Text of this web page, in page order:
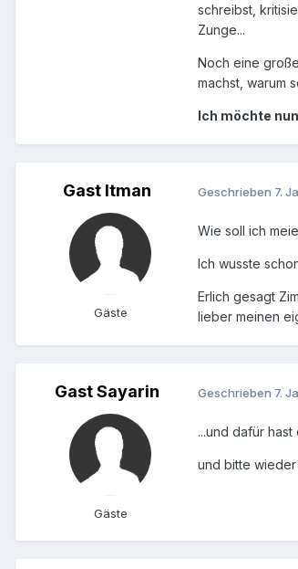
schreibst,
Zunge...
Noch eine
machst, warum
Ich möchte
Gast Itman
Gäste
Geschrieben 7.
Wie soll ich
Ich wusste
Erlich gesagt
lieber meinen
Gast Sayarin
Gäste
Geschrieben 7.
...und dafür
und bitte